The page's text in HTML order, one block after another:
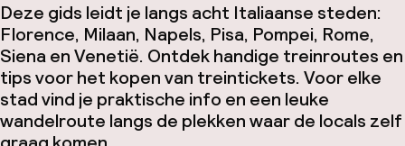
Deze gids leidt je langs acht Italiaanse steden:
Florence, Milaan, Napels, Pisa, Pompei, Rome,
Siena en Venetië. Ontdek handige treinroutes en
tips voor het kopen van treintickets. Voor elke
stad vind je praktische info en een leuke
wandelroute langs de plekken waar de locals zelf